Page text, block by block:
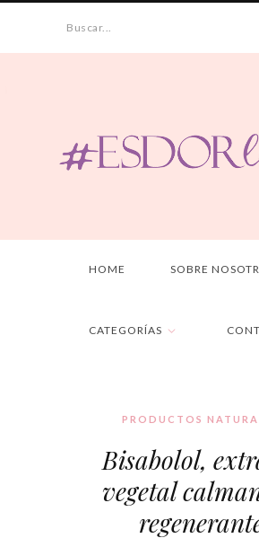
Buscar...
HOME SOBRE
CATEGORÍAS
PRODUCTOS
Bisabolol,
vegetal